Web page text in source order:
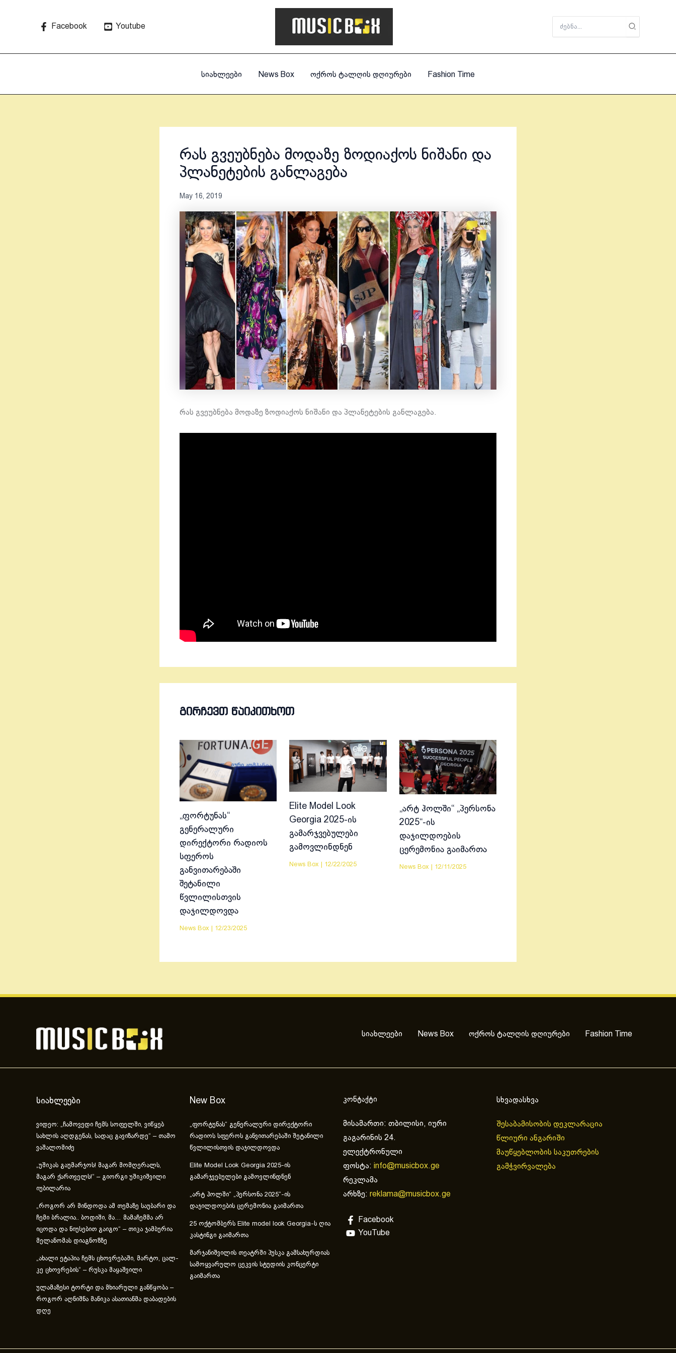
Facebook Youtube
for:
სიახლეები News Box ოქროს ტალღის დღიურები Fashion Time
რას გვეუბნება მოდაზე ზოდიაქოს ნიშანი და
პლანეტების განლაგება
May 16, 2019
რას გვეუბნება მოდაზე ზოდიაქოს ნიშანი და პლანეტების განლაგება.
ᲒᲘᲠᲩᲔᲕᲗ ᲬᲐᲘᲙᲘᲗᲮᲝᲗ
„ფორტუნას“
გენერალური
დირექტორი რადიოს
სფეროს
განვითარებაში
შეტანილი
წვლილისთვის
დაჯილდოვდა
News Box 12/23/2025
Elite Model Look
Georgia 2025-ის
გამარჯვებულები
გამოვლინდნენ
News Box 12/22/2025
„არტ ჰოლში“ „პერსონა
2025“-ის
დაჯილდოების
ცერემონია გაიმართა
News Box 12/11/2025
სიახლეები News Box ოქროს ტალღის დღიურები Fashion Time
სიახლეები
ვიდეო: „ჩამოვედი ჩემს სოფელში, ვიწყებ
სახლის აღდგენას, სადაც გავიზარდე“ – თამო
ვაშალომიძე
„უშიკას გაუმარჯოს! მაგარ მომღერალს,
მაგარ ქართველს!“ – გიორგი უშიკიშვილი
იუბილარია
„როგორ არ მინდოდა ამ თემაზე საუბარი და
ჩემი ბრალია.. ბოდიში, მა… მამაჩემმა არ
იცოდა და ნიუსებით გაიგო“ – თიკა ჯამბურია
მელანომას დიაგნოზზე
„ახა­ლი ეტა­პია ჩემს ცხოვ­რე­ბა­ში, მარ­ტო, ცალ­
კე ცხოვ­რე­ბის“ – რუსკა მაყაშვილი
ულამაზესი ტორტი და მხიარული განწყობა –
როგორ აღნიშნა მანიკა ასათიანმა დაბადების
დღე
New Box
„ფორტუნას“ გენერალური დირექტორი
რადიოს სფეროს განვითარებაში შეტანილი
წვლილისთვის დაჯილდოვდა
Elite Model Look Georgia 2025-ის
გამარჯვებულები გამოვლინდნენ
„არტ ჰოლში“ „პერსონა 2025“-ის
დაჯილდოების ცერემონია გაიმართა
25 ოქტომბერს Elite model look Georgia-ს ღია
კასტინგი გაიმართა
მარჯანიშვილის თეატრში პუსკა გამსახურდიას
სამოყვარულო ცეკვის სტუდიის კონცერტი
გაიმართა
კონტაქტი
მისამართი: თბილისი, იური
გაგარინის 24.
ელექტრონული
ფოსტა: info@musicbox.ge
რეკლამა
არხზე: reklama@musicbox.ge
Facebook
YouTube
სხვადასხვა
შესაბამისობის დეკლარაცია
წლიური ანგარიში
მაუწყებლობის საკუთრების
გამჭვირვალება